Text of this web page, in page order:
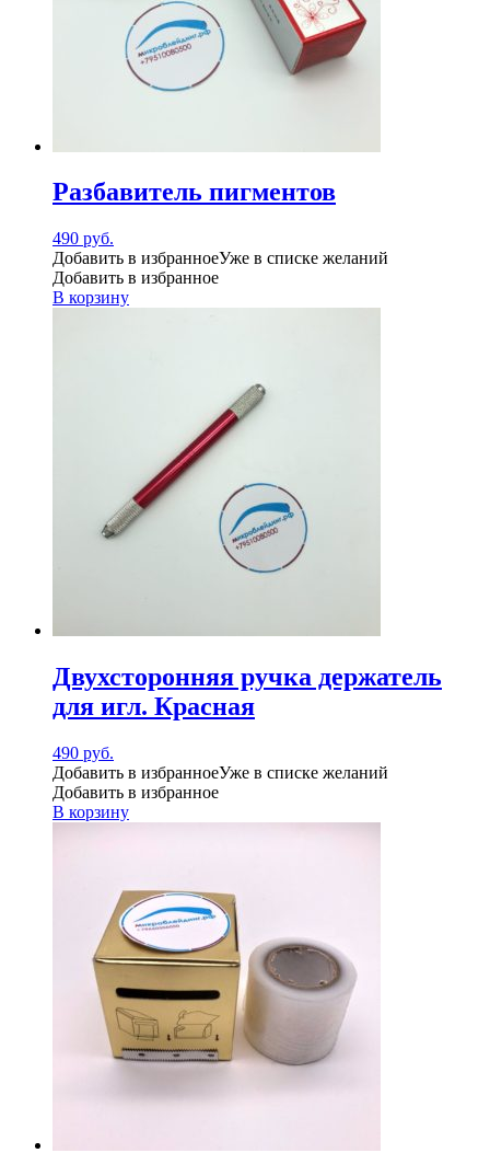
Разбавитель пигментов
490 руб.
Добавить в избранноеУже в списке желаний
Добавить в избранное
В корзину
Двухсторонняя ручка держатель
для игл. Красная
490 руб.
Добавить в избранноеУже в списке желаний
Добавить в избранное
В корзину